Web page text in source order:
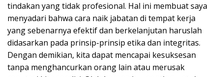
tindakan yang tidak profesional. Hal ini membuat saya
menyadari bahwa cara naik jabatan di tempat kerja
yang sebenarnya efektif dan berkelanjutan haruslah
didasarkan pada prinsip-prinsip etika dan integritas.
Dengan demikian, kita dapat mencapai kesuksesan
tanpa menghancurkan orang lain atau merusak